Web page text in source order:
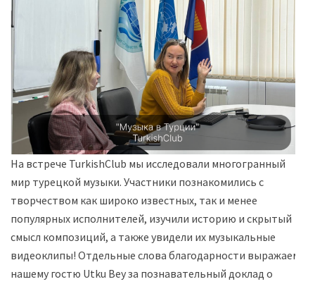
На встрече TurkishClub мы исследовали многогранный
мир турецкой музыки. Участники познакомились с
творчеством как широко известных, так и менее
популярных исполнителей, изучили историю и скрытый
смысл композиций, а также увидели их музыкальные
видеоклипы! Отдельные слова благодарности выражаем
нашему гостю Utku Bey за познавательный доклад о